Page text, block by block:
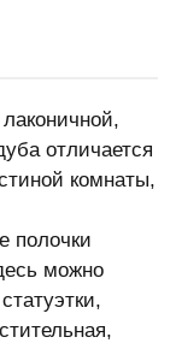
отличается
комнаты,
полочки
можно